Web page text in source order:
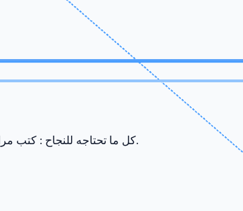
كل ما تحتاجه للنجاح : كتب مراجعة، ملخصات، سريات وامتحانات من إعداد أفضل الأساتذة في صفاقس.